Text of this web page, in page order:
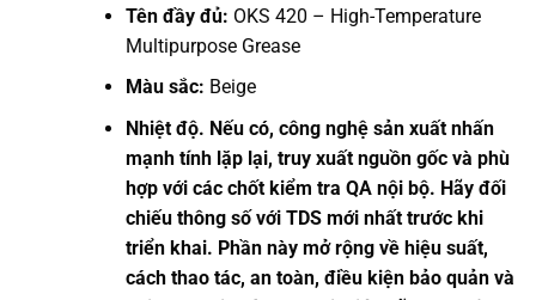
Tên đầy đủ: OKS 420 – High-Temperature
Multipurpose Grease
Màu sắc: Beige
Nhiệt độ. Nếu có, công nghệ sản xuất nhấn
mạnh tính lặp lại, truy xuất nguồn gốc và phù
hợp với các chốt kiểm tra QA nội bộ. Hãy đối
chiếu thông số với TDS mới nhất trước khi
triển khai. Phần này mở rộng về hiệu suất,
cách thao tác, an toàn, điều kiện bảo quản và